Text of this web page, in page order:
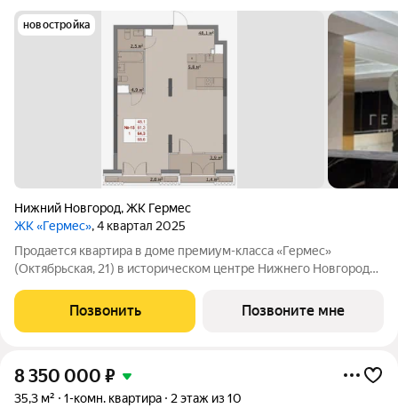
новостройка
Нижний Новгород,ЖК Гермес
ЖК «Гермес», 4 квартал 2025
Продается квартира в доме премиум-класса «Гермес»
(Октябрьская, 21) в историческом центре Нижнего Новгорода.
перепланировка под проект. Варианты: кухня-гостиная-
столовые, изолированные спальные
Позвонить Позвоните мне
8 350 000 ₽
35,3 м² 1-комн. квартира 2 этаж из 10